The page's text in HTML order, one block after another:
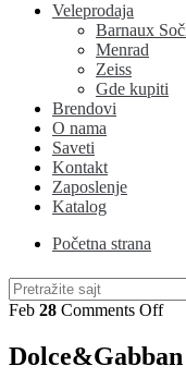
Veleprodaja
Barnaux
Menrad
Zeiss
Gde kupiti
Brendovi
O nama
Saveti
Kontakt
Zaposlenje
Katalog
Početna strana
Feb 28 Comments Offon
1
Dolce&Gabban